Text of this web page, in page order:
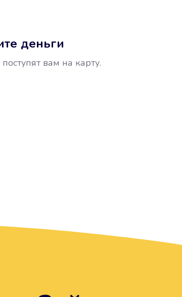
деньги
вам на карту.